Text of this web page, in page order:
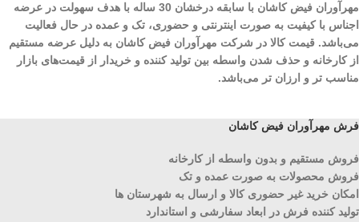
مهرآوران فیض کاشان با سابقه درخشان 30 ساله با هدف سهولت در عرضه
اجناس با کیفیت به صورت اینترنتی و حضوری، تک و عمده در حال فعالیت
می‌باشد. قیمت کالا در شرکت مهرآوران فیض کاشان به دلیل عرضه مستقیم
از کارخانه و حذف شدن واسطه بین تولید کننده و خریدار از قیمت‌های بازار
مناسب تر و ارزان تر می‌باشد.
فرش مهرآوران فیض کاشان
فروش مستقیم و بدون واسطه از کارخانه
فروش محصولات به صورت عمده و تک
امکان خرید غیر حضوری کالا و ارسال به شهرستان ها
تولید کننده فرش در ابعاد سفارشی و استاندارد